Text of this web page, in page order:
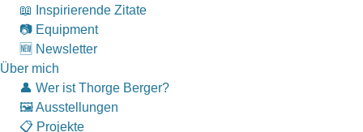
📖 Inspirierende Zitate
📷 Equipment
🆕 Newsletter
Über mich
👤 Wer ist Thorge Berger?
🖼 Ausstellungen
📋 Projekte